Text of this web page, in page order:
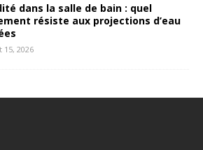
dans la salle de bain : quel
résiste aux projections d’eau
15, 2026